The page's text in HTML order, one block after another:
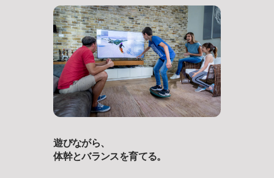
遊びながら、
体幹とバランスを育てる。